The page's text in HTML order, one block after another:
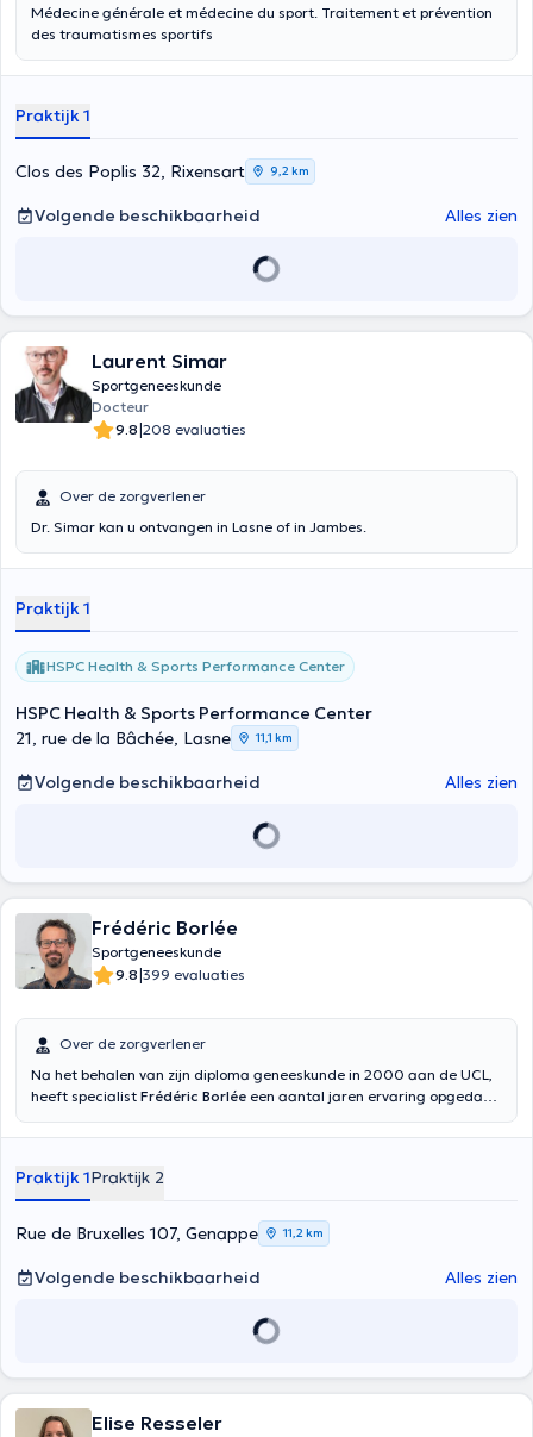
Médecine générale et médecine du sport. Traitement et prévention
des traumatismes sportifs
Praktijk 1
Clos des Poplis 32, Rixensart 9,2 km
Volgende beschikbaarheid Alles zien
Laurent Simar
Sportgeneeskunde
Docteur
9.8|208 evaluaties
Over de zorgverlener
Dr. Simar kan u ontvangen in Lasne of in Jambes.
Praktijk 1
HSPC Health & Sports Performance Center
HSPC Health & Sports Performance Center
21, rue de la Bâchée, Lasne
11,1 km
Volgende beschikbaarheid Alles zien
Frédéric Borlée
Sportgeneeskunde
9.8|399 evaluaties
Over de zorgverlener
Na het behalen van zijn diploma geneeskunde in 2000 aan de UCL,
heeft specialist Frédéric Borlée een aantal jaren ervaring opgedaan
consultaties begon in het Paramedisch Centrum Anderlues en in de
(pubalgie-, pees- en gewrichtsblessures) en u advies geven zodat u
uw sportactiviteiten met een gerust hart kunt hervatten.
Praktijk 1Praktijk 2
Rue de Bruxelles 107, Genappe 11,2 km
Volgende beschikbaarheid Alles zien
Elise Resseler